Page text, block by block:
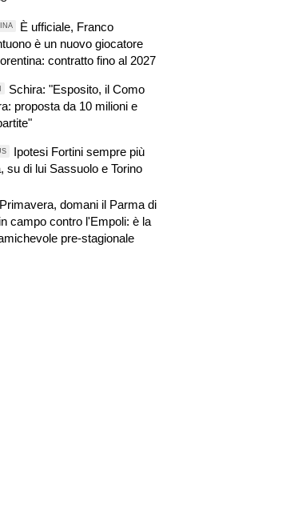
È ufficiale, Franco
è un nuovo giocatore
contratto fino al 2027
Schira: "Esposito, il Como
proposta da 10 milioni e
Ipotesi Fortini sempre più
su di lui Sassuolo e Torino
Primavera, domani il Parma di
campo contro l'Empoli: è la
pre-stagionale